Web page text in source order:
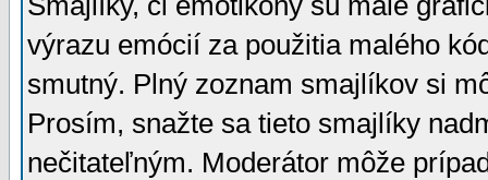
výrazu emócií za použitia malého
smutný. Plný zoznam smajlíkov si
Prosím, snažte sa tieto smajlíky
nečitateľným. Moderátor môže